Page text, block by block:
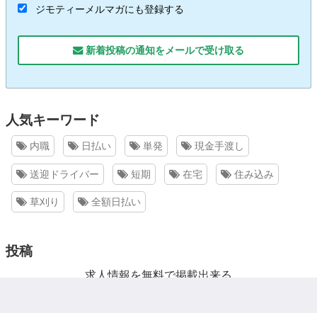
ジモティーメルマガにも登録する
新着投稿の通知をメールで受け取る
人気キーワード
内職 日払い 単発 現金手渡し
送迎ドライバー 短期 在宅 住み込み
草刈り 全額日払い
投稿
求人情報を無料で掲載出来る